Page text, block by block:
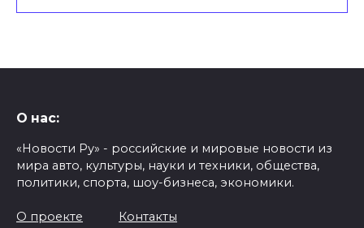
О нас:
«Новости Ру» - российские и мировые новости из
мира авто, культуры, науки и техники, общества,
политики, спорта, шоу-бизнеса, экономики.
О проекте Контакты